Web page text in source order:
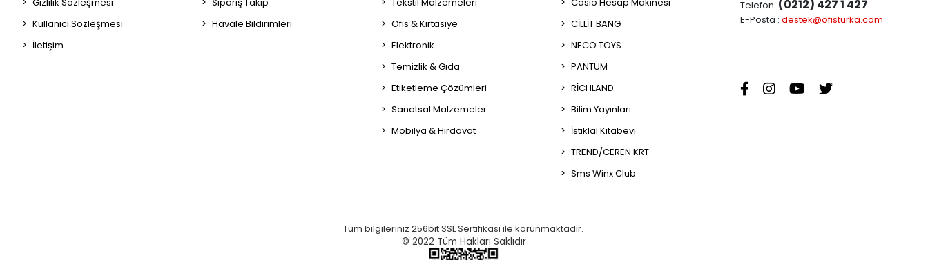
Kullanıcı Sözleşmesi
İletişim
Havale Bildirimleri
Ofis & Kırtasiye
Elektronik
Temizlik & Gıda
Etiketleme Çözümleri
Sanatsal Malzemeler
Mobilya & Hırdavat
CİLLİT BANG
NECO TOYS
PANTUM
RİCHLAND
Bilim Yayınları
İstiklal Kitabevi
TREND/CEREN KRT.
Sms Winx Club
Telefon: (0212) 427 1 427
E-Posta : destek@ofisturka.com
Tüm bilgileriniz 256bit SSL Sertifikası ile korunmaktadır.
© 2022 Tüm Hakları Saklıdır